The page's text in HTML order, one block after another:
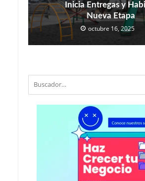
Inicia Entregas y
Nueva Etapa
octubre 16, 2025